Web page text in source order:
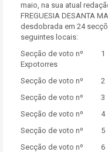
maio, na sua atual
FREGUESIA DESANTA
desdobrada em 24
seguintes locais:
Secção de voto nº 1
Expotorres
Secção de voto nº 2
Secção de voto nº 3
Secção de voto nº 4
Secção de voto nº 5
Secção de voto nº 6